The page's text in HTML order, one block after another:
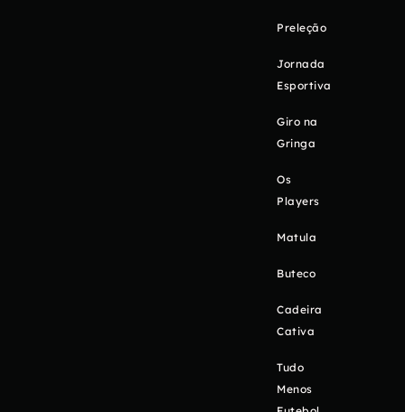
Preleção
Jornada
Esportiva
Giro na
Gringa
Os
Players
Matula
Buteco
Cadeira
Cativa
Tudo
Menos